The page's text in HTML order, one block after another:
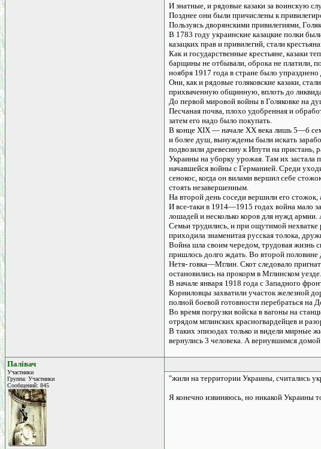
И знатные, и рядовые казаки за воинскую
Позднее они были причислены к
Пользуясь дворянскими привилегиями,
В 1783 году украинские казацкие полки
казацких прав и привилегий, стали
Как и государственные крестьяне, казаки
барщины не отбывали, оброка не платили,
ноября 1917 года в стране было
Они, как и рядовые голяковские казаки,
прихваченную общинную, вплоть до
До первой мировой войны в Голяковке на
Песчаная почва, плохо удобренная и
затем его надо было покупать.
В конце XIX — начале XX века лишь 5—б
и более душ, вынуждены были искать
подвозили древесину к Ипути на
Украины на уборку урожая. Там их застала
начавшейся войны с Германией. Среди
сенокос, когда он вилами вершил себе
стоять незавершенным.
На второй день соседи вершили его
И все-таки в 1914—1915 годах война мало
лошадей и несколько коров для нужд
Семьи трудились, и при ощутимой нехватке
приходила знаменитая русская толока,
Война шла своим чередом, трудовая жизнь
пришлось долго ждать. Во второй
Нетя- говка—Мглин. Скот следовало
остановились на прокорм в Мглинском
В начале января 1918 года с Западного
Корниловцы захватили участок железной
полной боевой готовности перебраться на
Во время погрузки войска в вагоны на
отрядом мглинских красногвардейцев и
В таких эпизодах только и видели мирные
вернулись 3 человека. А вернувшимся
Палівач
Участники
Группа: Участники
Сообщений: 845
"жили на территории Украины, считались
Я конечно извиняюсь, но никакой Украины